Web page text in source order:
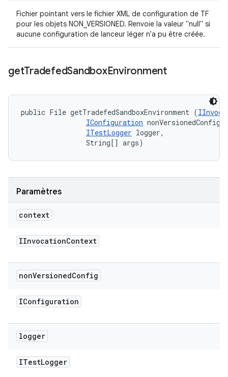
Fichier pointant vers le fichier XML de configuration de TF
pour les objets NON_VERSIONED. Renvoie la valeur "null" si
aucune configuration de lanceur léger n'a pu être créée.
getTradefedSandboxEnvironment
public File getTradefedSandboxEnvironment (
IConfiguration nonVersionedConfig,
ITestLogger logger,
                String[] args)
Paramètres
context
IInvocationContext
nonVersionedConfig
IConfiguration
logger
ITestLogger